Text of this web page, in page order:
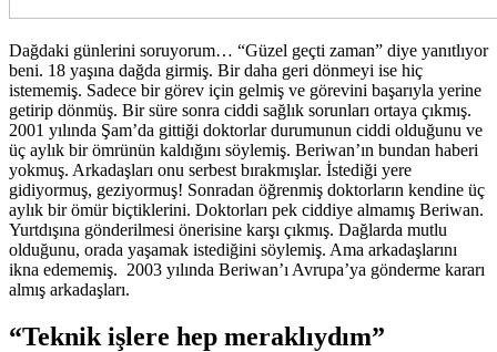
Dağdaki günlerini soruyorum… “Güzel geçti zaman” diye yanıtlıyor
beni. 18 yaşına dağda girmiş. Bir daha geri dönmeyi ise hiç
istememiş. Sadece bir görev için gelmiş ve görevini başarıyla yerine
getirip dönmüş. Bir süre sonra ciddi sağlık sorunları ortaya çıkmış.
2001 yılında Şam’da gittiği doktorlar durumunun ciddi olduğunu ve
üç aylık bir ömrünün kaldığını söylemiş. Beriwan’ın bundan haberi
yokmuş. Arkadaşları onu serbest bırakmışlar. İstediği yere
gidiyormuş, geziyormuş! Sonradan öğrenmiş doktorların kendine üç
aylık bir ömür biçtiklerini. Doktorları pek ciddiye almamış Beriwan.
Yurtdışına gönderilmesi önerisine karşı çıkmış. Dağlarda mutlu
olduğunu, orada yaşamak istediğini söylemiş. Ama arkadaşlarını
ikna edememiş. 2003 yılında Beriwan’ı Avrupa’ya gönderme kararı
almış arkadaşları.
“Teknik işlere hep meraklıydım”